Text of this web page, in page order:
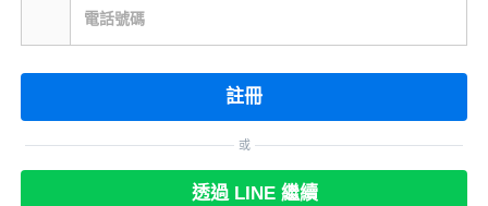
電話號碼
註冊
或
透過 LINE 繼續